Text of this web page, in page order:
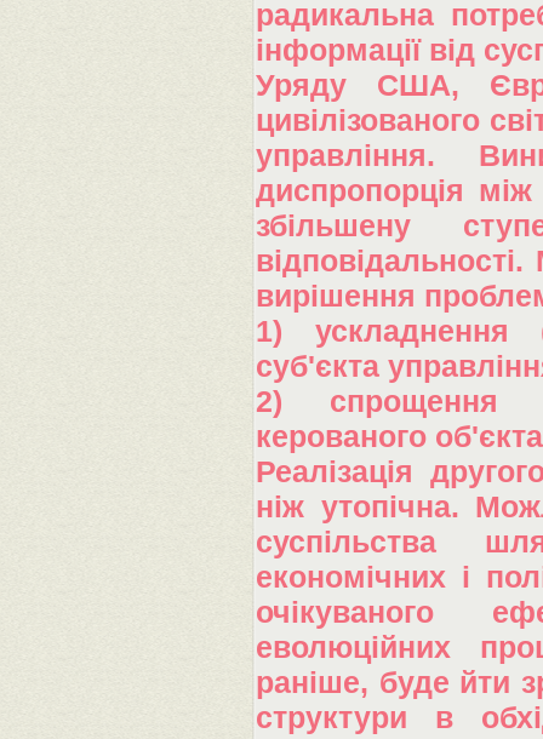
радикальна
інформації від
Уряду США,
цивілізованого
управління.
диспропорція
збільшену
вирішення
1) ускладнення
суб'єкта
2) спрощення
керованого
Реалізація
ніж утопічна.
суспільства
економічних і
очікуваного
еволюційних
раніше, буде йти
структури в